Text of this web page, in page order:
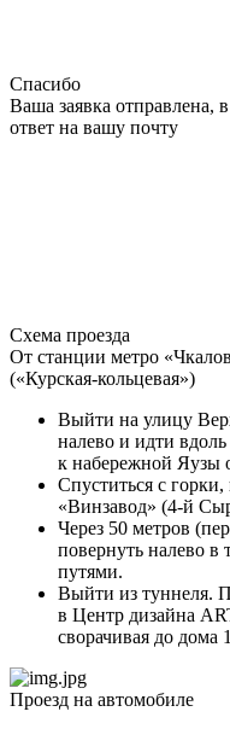
Спасибо
Ваша заявка
ответ на вашу почту
Схема проезда
От станции метро
(«Курская-кольцевая»)
Выйти на улицу
налево и идти
к набережной Яузы
Спуститься с
«Винзавод» (4-й
Через 50 метров
повернуть налево
путями.
Выйти из туннеля.
в Центр дизайна
сворачивая до дома
Проезд на автомобиле